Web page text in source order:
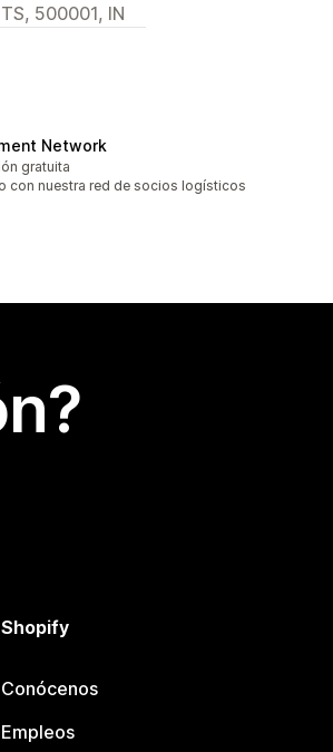
500001, IN
Network
gratuita
con nuestra red de socios logísticos
Shopify
Conócenos
Empleos